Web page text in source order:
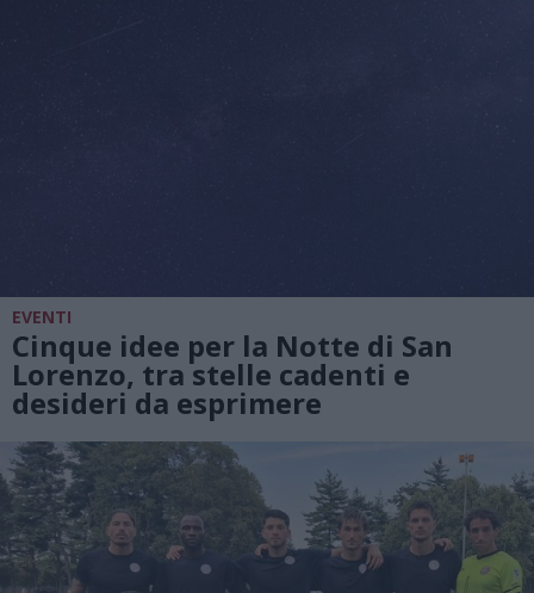
EVENTI
Cinque idee per la Notte di San
Lorenzo, tra stelle cadenti e
desideri da esprimere